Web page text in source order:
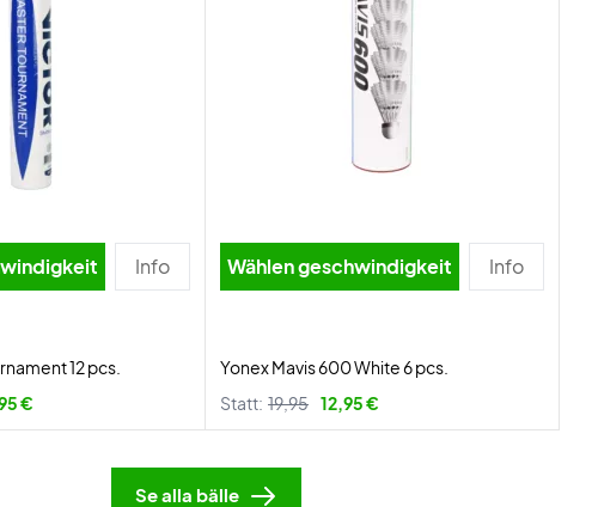
Info
12 pcs.
€
Wählen geschwindigkeit Info
Yonex Mavis 600 White 6 pcs.
Statt: 19,95 12,95 €
Se alla bälle